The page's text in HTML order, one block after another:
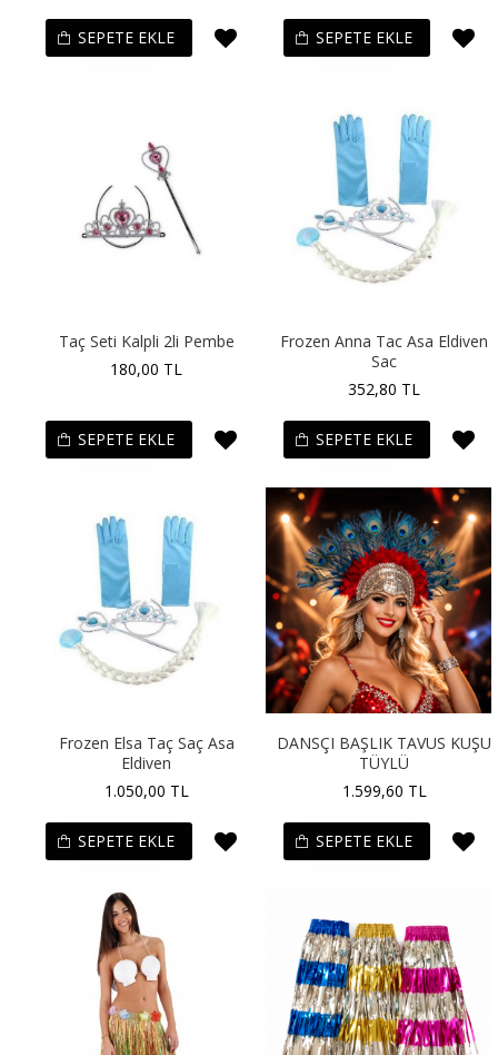
SEPETE EKLE SEPETE EKLE
Taç Seti Kalpli 2li Pembe
180,00 TL
SEPETE EKLE
Frozen Anna Tac Asa Eldiven
Sac
352,80 TL
SEPETE EKLE
Frozen Elsa Taç Saç Asa
Eldiven
1.050,00 TL
SEPETE EKLE
DANSÇI BAŞLIK TAVUS KUŞU
TÜYLÜ
1.599,60 TL
SEPETE EKLE